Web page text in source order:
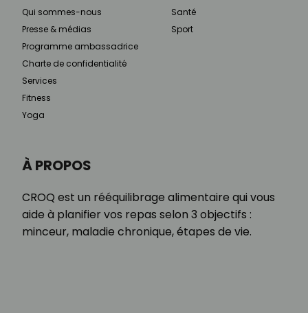
À PROPOS
CROQ est un rééquilibrage alimentaire qui vous
aide à planifier vos repas selon 3 objectifs :
minceur, maladie chronique, étapes de vie.
Qui sommes-nous
Presse & médias
Programme ambassadrice
Charte de confidentialité
Services
Fitness
Yoga
Santé
Sport